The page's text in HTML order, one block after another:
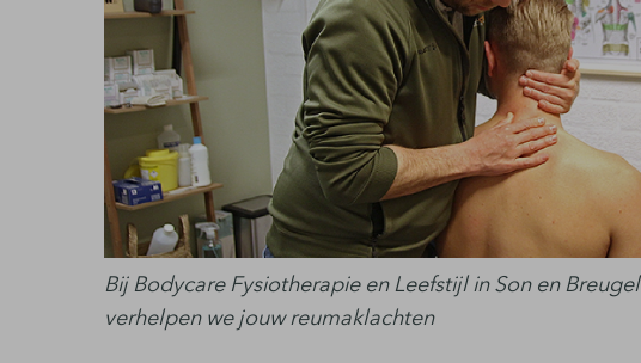
Bij Bodycare Fysiotherapie en Leefstijl in Son en Breugel
verhelpen we jouw reumaklachten